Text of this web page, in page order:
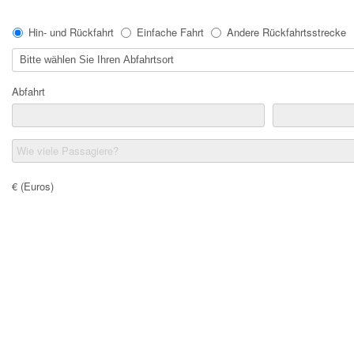
Hin- und Rückfahrt Einfache Fahrt Andere Rückfahrtsstrecke
Abfahrt
Wie viele Passagiere?
€ (Euros)